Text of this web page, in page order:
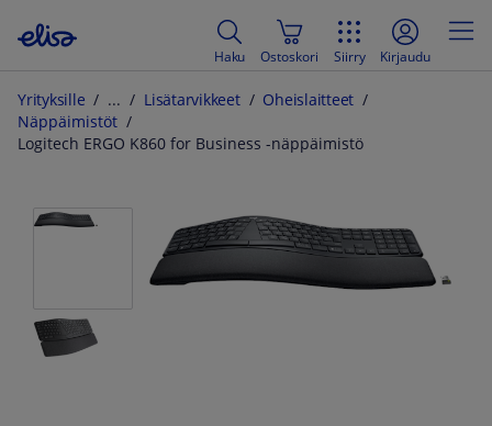
Haku Ostoskori Siirry Kirjaudu
Yrityksille Lisätarvikkeet
Oheislaitteet
Näppäimistöt
Logitech ERGO K860 for Business -näppäimistö